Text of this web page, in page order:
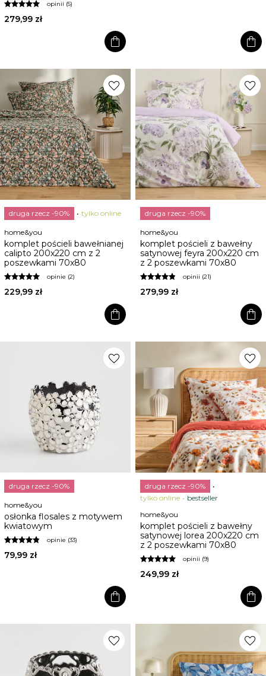
opinii (5)
279,99 zł
shopping_bag shopping_bag
favorite
druga rzecz -90% tylko online
home&you
komplet pościeli bawełnianej
calipto 200x220 cm z 2
poszewkami 70x80
opinie (2)
229,99 zł
shopping_bag
favorite
druga rzecz -90%
home&you
komplet pościeli z bawełny
satynowej feyra 200x220 cm
z 2 poszewkami 70x80
opinii (21)
279,99 zł
shopping_bag
favorite
druga rzecz -90%
home&you
osłonka flosales z motywem
kwiatowym
opinie (33)
79,99 zł
shopping_bag
favorite
druga rzecz -90%
tylko online
bestseller
home&you
komplet pościeli z bawełny
satynowej lorea 200x220 cm
z 2 poszewkami 70x80
opinii (9)
249,99 zł
shopping_bag
favorite favorite